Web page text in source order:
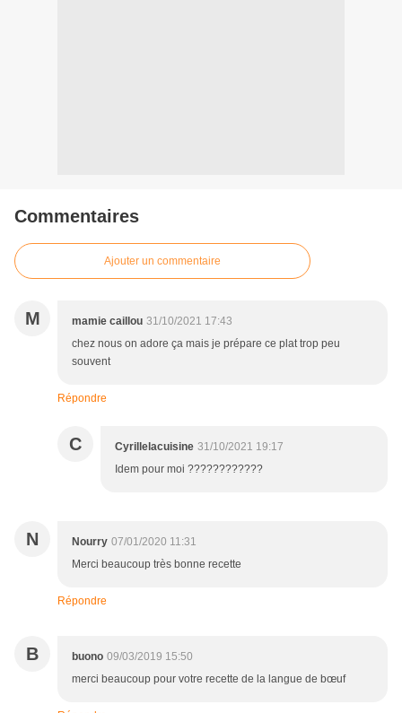
Commentaires
Ajouter un commentaire
M mamie caillou 31/10/2021 17:43
chez nous on adore ça mais je prépare ce plat trop peu
souvent
Répondre
C Cyrillelacuisine 31/10/2021 19:17
Idem pour moi ????????????
N Nourry 07/01/2020 11:31
Merci beaucoup très bonne recette
Répondre
B buono 09/03/2019 15:50
merci beaucoup pour votre recette de la langue de bœuf